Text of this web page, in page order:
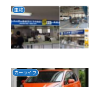
車検
カーライフ